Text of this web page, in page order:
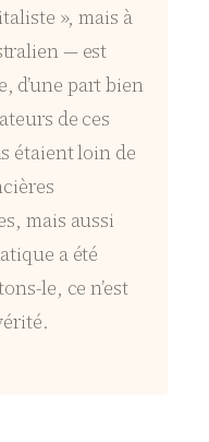
», mais à
— est
d’une part bien
de ces
étaient loin de
mais aussi
a été
le, ce n’est